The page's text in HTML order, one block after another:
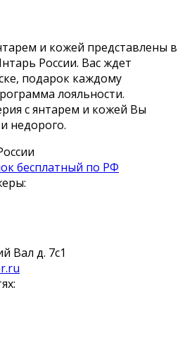
и кожей представлены в
России. Вас ждет
подарок каждому
лояльности.
с янтарем и кожей Вы
недорого.
бесплатный по РФ
Вал д. 7с1